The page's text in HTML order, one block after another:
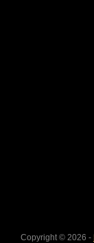
Copyright © 2026 -